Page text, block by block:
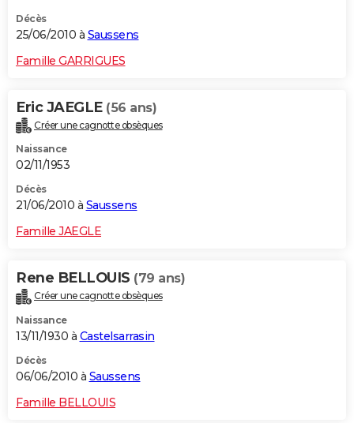
Décès
25/06/2010 à Saussens
Famille GARRIGUES
Eric JAEGLE (56 ans)
Créer une cagnotte obsèques
Naissance
02/11/1953
Décès
21/06/2010 à Saussens
Famille JAEGLE
Rene BELLOUIS (79 ans)
Créer une cagnotte obsèques
Naissance
13/11/1930 à Castelsarrasin
Décès
06/06/2010 à Saussens
Famille BELLOUIS